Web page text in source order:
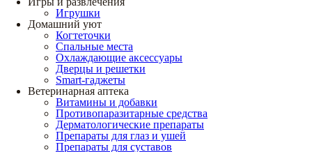
Игрушки
Домашний уют
Когтеточки
Спальные места
Охлаждающие аксессуары
Дверцы и решетки
Smart-гаджеты
Ветеринарная аптека
Витамины и добавки
Противопаразитарные средства
Дерматологические препараты
Препараты для глаз и ушей
Препараты для суставов